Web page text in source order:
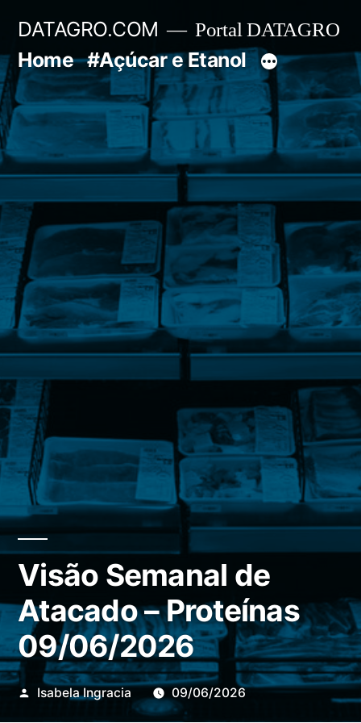
o
conteúdo
DATAGRO.COM Portal DATAGRO
Home #Açúcar e Etanol
Visão Semanal de
Atacado – Proteínas
09/06/2026
Publicado
Isabela Ingracia 09/06/2026